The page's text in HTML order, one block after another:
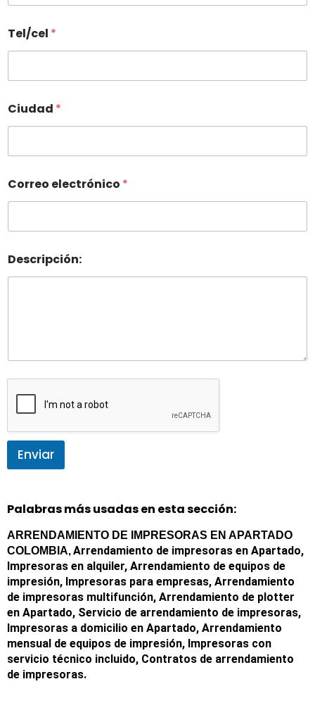
Tel/cel *
Ciudad *
Correo electrónico *
Descripción:
Enviar
Palabras más usadas en esta sección:
ARRENDAMIENTO DE IMPRESORAS EN APARTADO
COLOMBIA,Arrendamiento de impresoras en Apartado,
Impresoras en alquiler, Arrendamiento de equipos de
impresión, Impresoras para empresas, Arrendamiento
de impresoras multifunción, Arrendamiento de plotter
en Apartado, Servicio de arrendamiento de impresoras,
Impresoras a domicilio en Apartado, Arrendamiento
mensual de equipos de impresión, Impresoras con
servicio técnico incluido, Contratos de arrendamiento
de impresoras.